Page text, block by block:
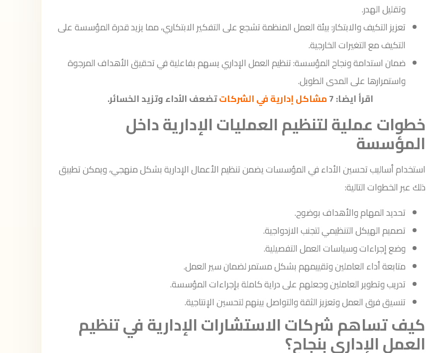
وتقليل الهدر.
تعزيز التكيف والابتكار: بيئة العمل المنظمة تشجع على التفكير الابتكاري، مما يزيد قدرة المؤسسة على
التكيف مع التغيرات الخارجية.
ضمان استدامة ونجاح المؤسسة: تنظيم العمل الإداري يسهم بفاعلية في تحقيق الأهداف المرجوة
واستمرارها على المدى الطويل.
اقرأ ايضا: 7
مشاكل إدارية في الشركاتتضعف الأداء وتزيد الخسائر.
خطوات عملية لتنظيم العمليات الإدارية داخل
المؤسسة
استخدام أساليب تحسين الأداء في المؤسسات يضمن تنظيم الأعمال الإدارية بشكل منهجي، ويمكن تطبيق
ذلك عبر الخطوات التالية:
تحديد المهام والأهداف بوضوح.
تصميم الهيكل التنظيمي لتجنب الازدواجية.
وضع إجراءات وسياسات العمل التفصيلية.
متابعة أداء العاملين وتقييمهم بشكل مستمر لضمان سير العمل.
تدريب وتطوير العاملين وجعلهم على دراية كاملة بإجراءات المؤسسة.
تنسيق فرق العمل وتعزيز الثقة والتواصل بينهم لتحسين الإنتاجية.
كيف تساهم شركات الاستشارات الإدارية في تنظيم
العمل الإداري بنجاح؟